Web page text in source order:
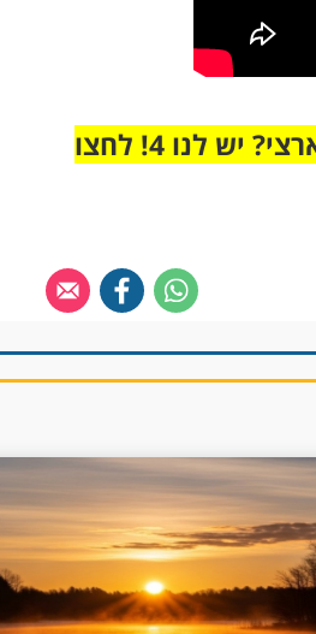
מחוברים רק לקבוצת ווטסאפ אחת מבית מוקד תהילים ארצי? יש לנו 4! לחצו